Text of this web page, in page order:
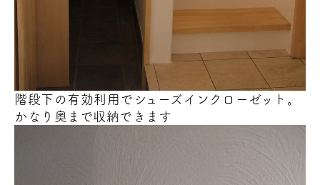
階段下の有効利用でシューズインクローゼット。
かなり奥まで収納できます